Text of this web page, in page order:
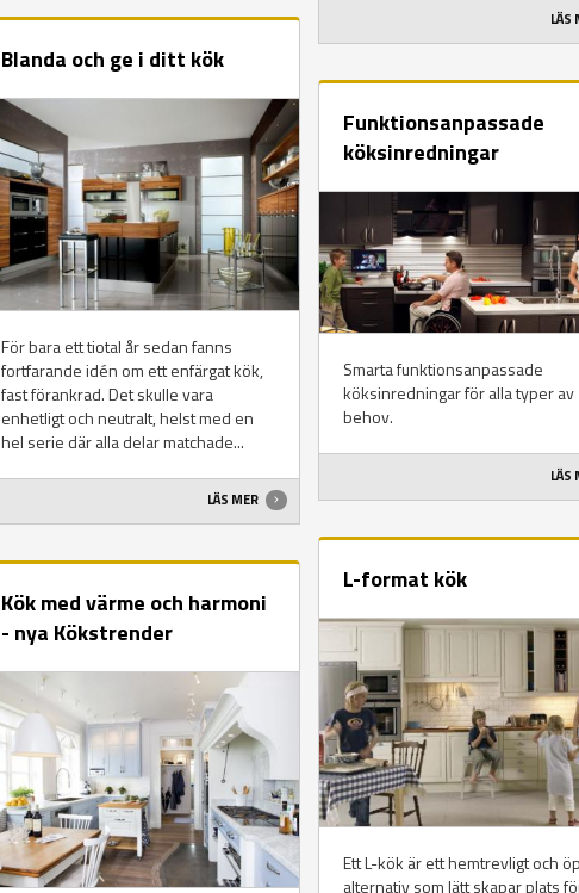
Blanda och ge i ditt kök
För bara ett tiotal år sedan fanns
fortfarande idén om ett enfärgat kök,
fast förankrad. Det skulle vara
enhetligt och neutralt, helst med en
hel serie där alla delar matchade...
LÄS MER
Kök med värme och harmoni
- nya Kökstrender
LÄS
Funktionsanpassade
köksinredningar
Smarta funktionsanpassade
köksinredningar för alla typer av
behov.
LÄS
L-format kök
Ett L-kök är ett hemtrevligt och
alternativ som lätt skapar plats